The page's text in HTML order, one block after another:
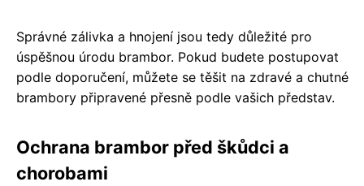
Správné zálivka a hnojení jsou tedy důležité pro
úspěšnou úrodu brambor. Pokud budete postupovat
podle doporučení, můžete se těšit na zdravé a chutné
brambory připravené přesně podle vašich představ.
Ochrana brambor před škůdci a
chorobami